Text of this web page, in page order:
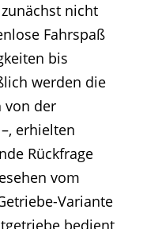
nicht
Fahrspaß
bis
werden die
von der
erhielten
Rückfrage
vom
Variante